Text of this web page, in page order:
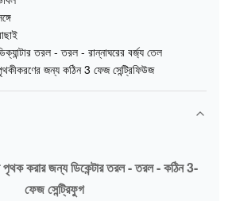
তরল - তরল - রান্নাঘরের বর্জ্য তেল
জন্য কঠিন 3 ফেজ সেন্ট্রিফিউজ
পৃথক করার জন্য ডিকেন্টার তরল - তরল - কঠিন 3-
ফেজ সেন্ট্রিফুগ